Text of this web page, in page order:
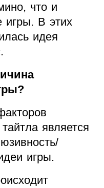
что и
игры. В этих
идея
является
игры.